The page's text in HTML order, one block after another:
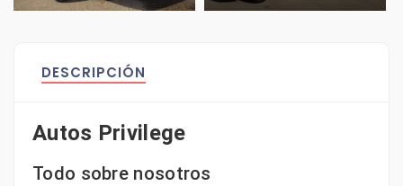
DESCRIPCIÓN
Autos Privilege
Todo sobre nosotros